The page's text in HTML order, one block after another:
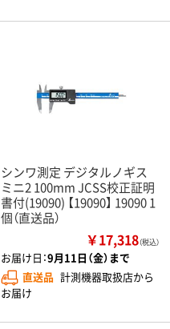
シンワ測定 デジタルノギス
ミニ2 100mm JCSS校正証明
書付(19090) 【19090】 19090 1
個（直送品）
￥17,318（税込）
お届け日：9月11日（金）まで
直送品 計測機器取扱店から
お届け